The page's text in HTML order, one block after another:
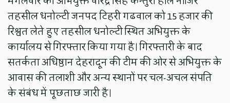
तहसील धनोल्टी जनपद टिहरी गढवाल को 15 हजार की
रिश्वत लेते हुए तहसील धनोल्टी स्थित अभियुक्त के
कार्यालय से गिरफ्तार किया गया है। गिरफ्तारी के बाद
सतर्कता अधिष्ठान देहरादून की टीम की ओर से अभियुक्त के
आवास की तलाशी और अन्य स्थानों पर चल-अचल संपति
के संबंध में पूछताछ जारी है।